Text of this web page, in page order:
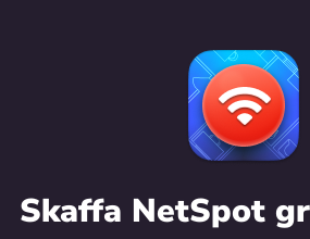
Skaffa NetSpot